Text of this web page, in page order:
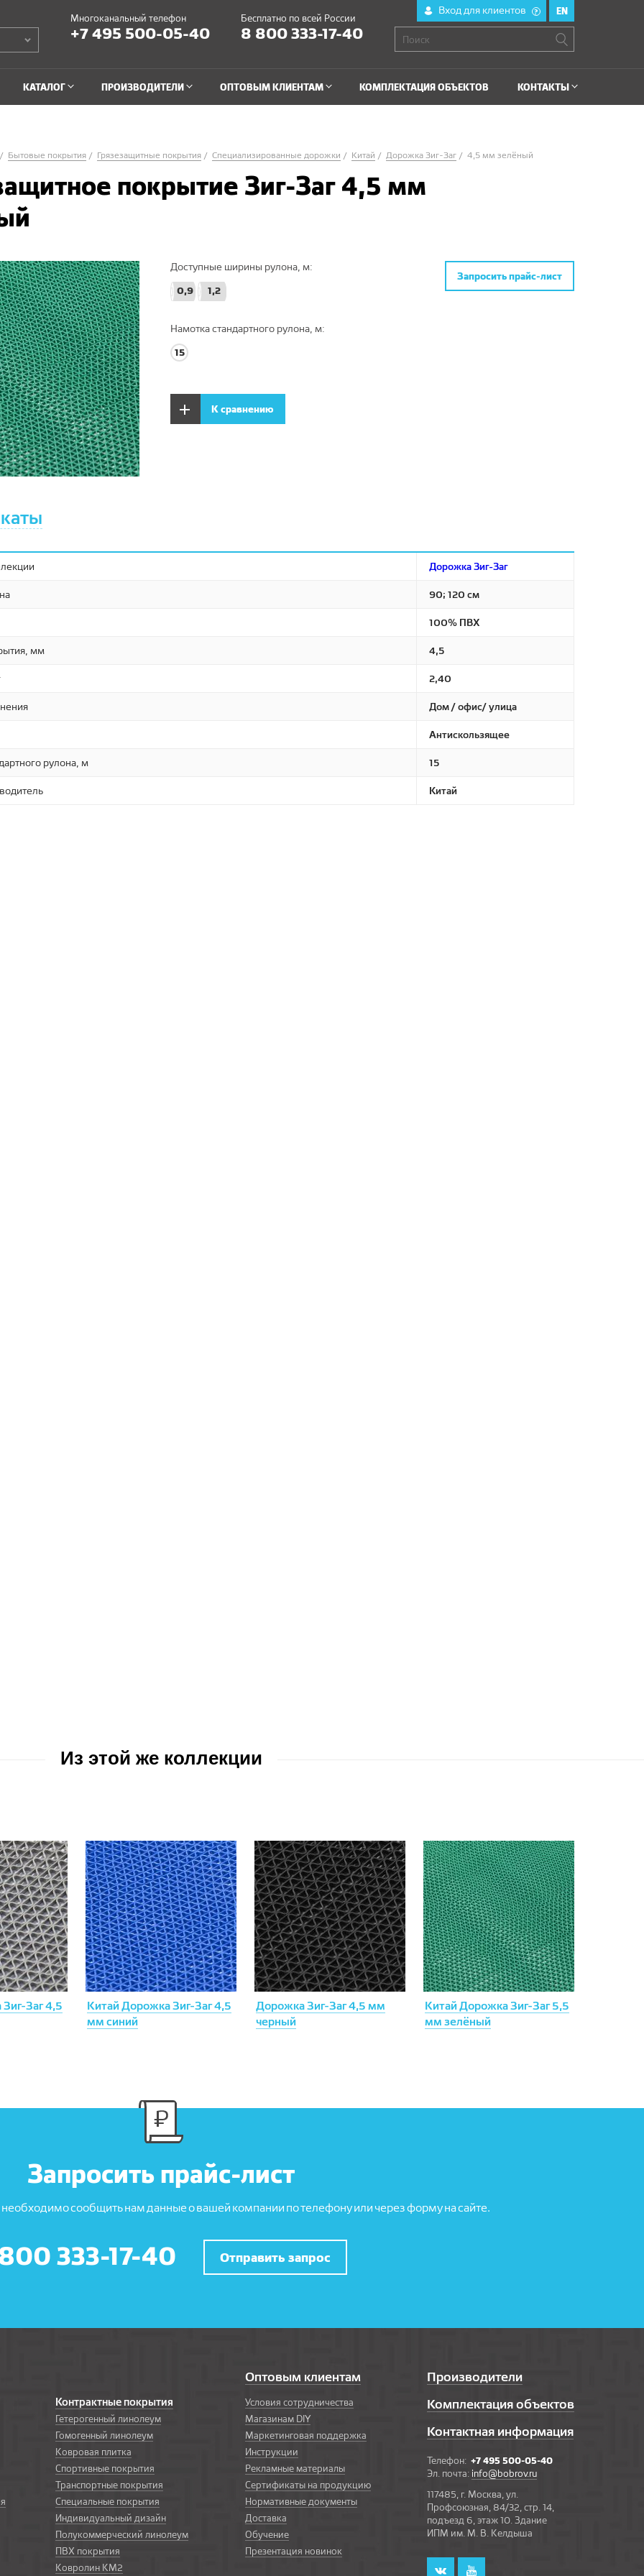
Многоканальный телефон
+7 495 500-05-40
Бесплатно по всей России
8 800 333-17-40
Вход для клиентов ? EN
КАТАЛОГ ПРОИЗВОДИТЕЛИ ОПТОВЫМ КЛИЕНТАМ КОМПЛЕКТАЦИЯ ОБЪЕКТОВ КОНТАКТЫ
Бытовые покрытия Грязезащитные покрытия Специализированные дорожки Китай Дорожка Зиг-Заг 4,5 мм зелёный
покрытие Зиг-Заг 4,5 мм
Доступные ширины рулона, м:
0,9 1,2
Намотка стандартного рулона, м:
15
К сравнению
Запросить прайс-лист
Дорожка Зиг-Заг
90; 120 см
100% ПВХ
мм 4,5
2,40
Дом / офис/ улица
Антискользящее
рулона, м 15
Китай
Из этой же коллекции
Заг 4,5
Китай Дорожка Зиг-Заг 4,5
мм синий
Дорожка Зиг-Заг 4,5 мм
черный
Китай Дорожка Зиг-Заг 5,5
мм зелёный
Запросить прайс-лист
сообщить нам данные о вашей компании по телефону или через форму на сайте.
333-17-40 Отправить запрос
Контрактные покрытия
Гетерогенный линолеум
Гомогенный линолеум
Ковровая плитка
Спортивные покрытия
Транспортные покрытия
Специальные покрытия
Индивидуальный дизайн
Полукоммерческий линолеум
ПВХ покрытия
Ковролин КМ2
Оптовым клиентам
Условия сотрудничества
Магазинам DIY
Маркетинговая поддержка
Инструкции
Рекламные материалы
Сертификаты на продукцию
Нормативные документы
Доставка
Обучение
Презентация новинок
Производители
Комплектация объектов
Контактная информация
Телефон:+7 495 500-05-40
Эл. почта: info@bobrov.ru
117485, г. Москва, ул.
Профсоюзная, 84/32, стр. 14,
подъезд 6, этаж 10. Здание
ИПМ им. М. В. Келдыша